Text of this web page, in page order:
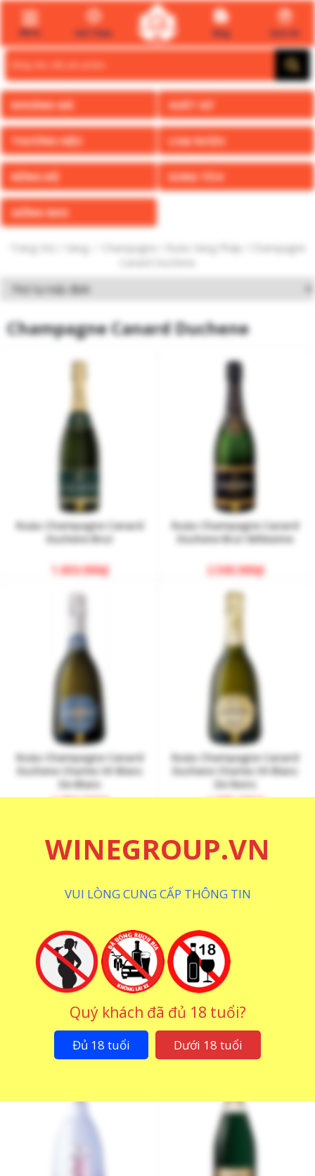
WINEGROUP.VN
VUI LÒNG CUNG CẤP THÔNG TIN
Quý khách đã đủ 18 tuổi?
Đủ 18 tuổi Dưới 18 tuổi
Menu Giới Thiệu Blog Quà tết
Search
for:
KHOẢNG GIÁ XUẤT XỨ
THƯƠNG HIỆU LOẠI RƯỢU
NỒNG ĐỘ DUNG TÍCH
GIỐNG NHO
Trang chủ Vang ✅ Champagne Rượu Vang Pháp
/ Champagne
Champagne Canard Duchene
Rượu Champagne Canard
Duchene Brut
1.650.000₫
Rượu Champagne Canard
Duchene Brut Millesime
2.500.000₫
Rượu Champagne Canard
Duchene Charles VII Blanc
De Blanc
2.050.000₫
Rượu Champagne Canard
Duchene Charles VII Blanc
De Noirs
1.875.000₫
Rượu Champagne Canard
1.750.000₫
Rượu Champagne Canard
Duchene Charles VII Rose
2.200.000₫